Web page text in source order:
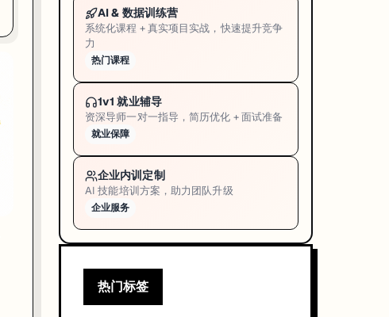
AI & 数据训练营
系统化课程 + 真实项目实战，快速提升竞争
力
热门课程
1v1 就业辅导
资深导师一对一指导，简历优化 + 面试准备
就业保障
企业内训定制
AI 技能培训方案，助力团队升级
企业服务
热门标签